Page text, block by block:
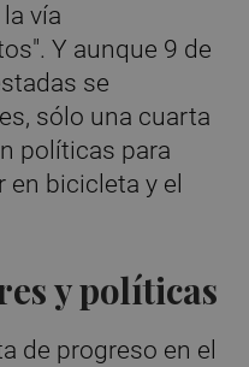
vía
Y aunque 9 de
se
sólo una cuarta
políticas para
bicicleta y el
y políticas
de progreso en el